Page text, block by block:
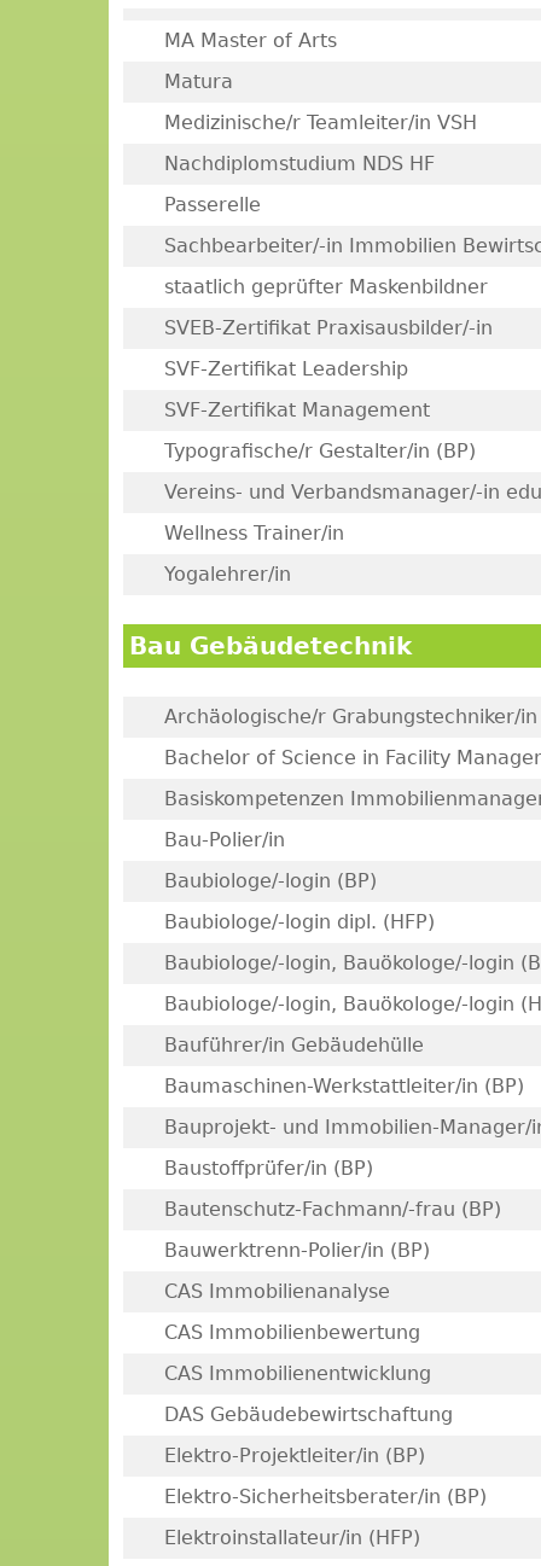
MA Master of Arts
Matura
Medizinische/r Teamleiter/in VSH
Nachdiplomstudium NDS HF
Passerelle
Sachbearbeiter/-in Immobilien
staatlich geprüfter Maskenbildner
SVEB-Zertifikat Praxisausbilder/-in
SVF-Zertifikat Leadership
SVF-Zertifikat Management
Typografische/r Gestalter/in (BP)
Vereins- und Verbandsmanager/-in
Wellness Trainer/in
Yogalehrer/in
Bau Gebäudetechnik
Archäologische/r Grabungstechniker/in
Bachelor of Science in Facility
Basiskompetenzen
Bau-Polier/in
Baubiologe/-login (BP)
Baubiologe/-login dipl. (HFP)
Baubiologe/-login, Bauökologe/-login
Baubiologe/-login, Bauökologe/-login
Bauführer/in Gebäudehülle
Baumaschinen-Werkstattleiter/in (BP)
Bauprojekt- und Immobilien-Manager/
Baustoffprüfer/in (BP)
Bautenschutz-Fachmann/-frau (BP)
Bauwerktrenn-Polier/in (BP)
CAS Immobilienanalyse
CAS Immobilienbewertung
CAS Immobilienentwicklung
DAS Gebäudebewirtschaftung
Elektro-Projektleiter/in (BP)
Elektro-Sicherheitsberater/in (BP)
Elektroinstallateur/in (HFP)